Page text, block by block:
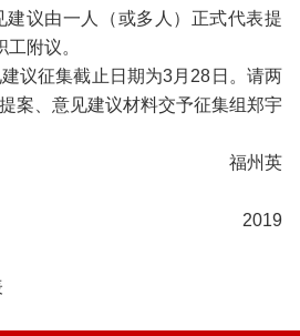
议由一人（或多人）正式代表提
附议。
议征集截止日期为3月28日。请两
案、意见建议材料交予征集组郑宇
英